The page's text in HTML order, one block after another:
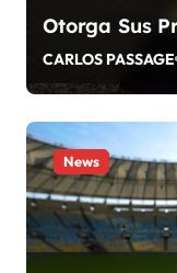
a
d
a
s
Otorga Sus
CARLOS PASSAGE
News